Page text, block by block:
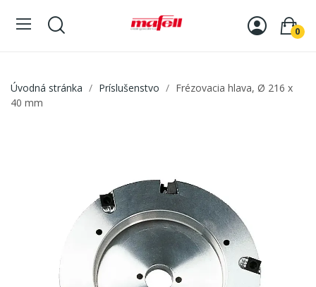
0
Úvodná stránka Príslušenstvo
Frézovacia hlava, Ø 216 x
40 mm